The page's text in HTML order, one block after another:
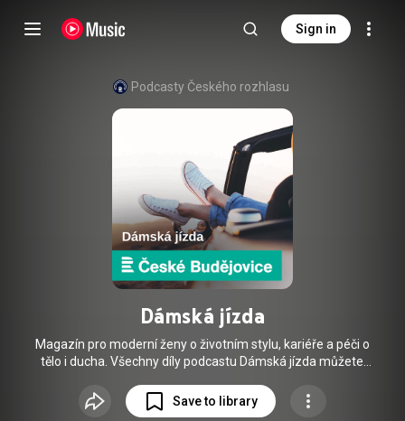
Sign in
Podcasty Českého rozhlasu
Dámská jízda
Magazín pro moderní ženy o životním stylu, kariéře a péči o
tělo i ducha. Všechny díly podcastu Dámská jízda můžete
Android (https://play.google.com/store/apps/de...
https://apps.apple.com/cz/app/id14556...
Save to library